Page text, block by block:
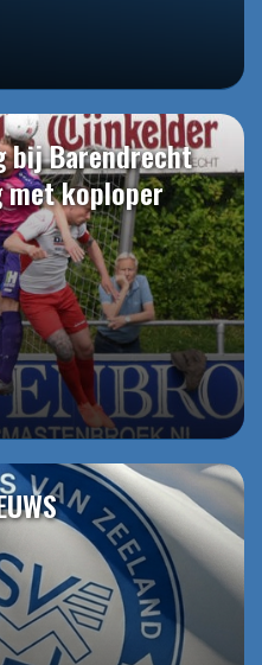
bij Barendrecht
koploper